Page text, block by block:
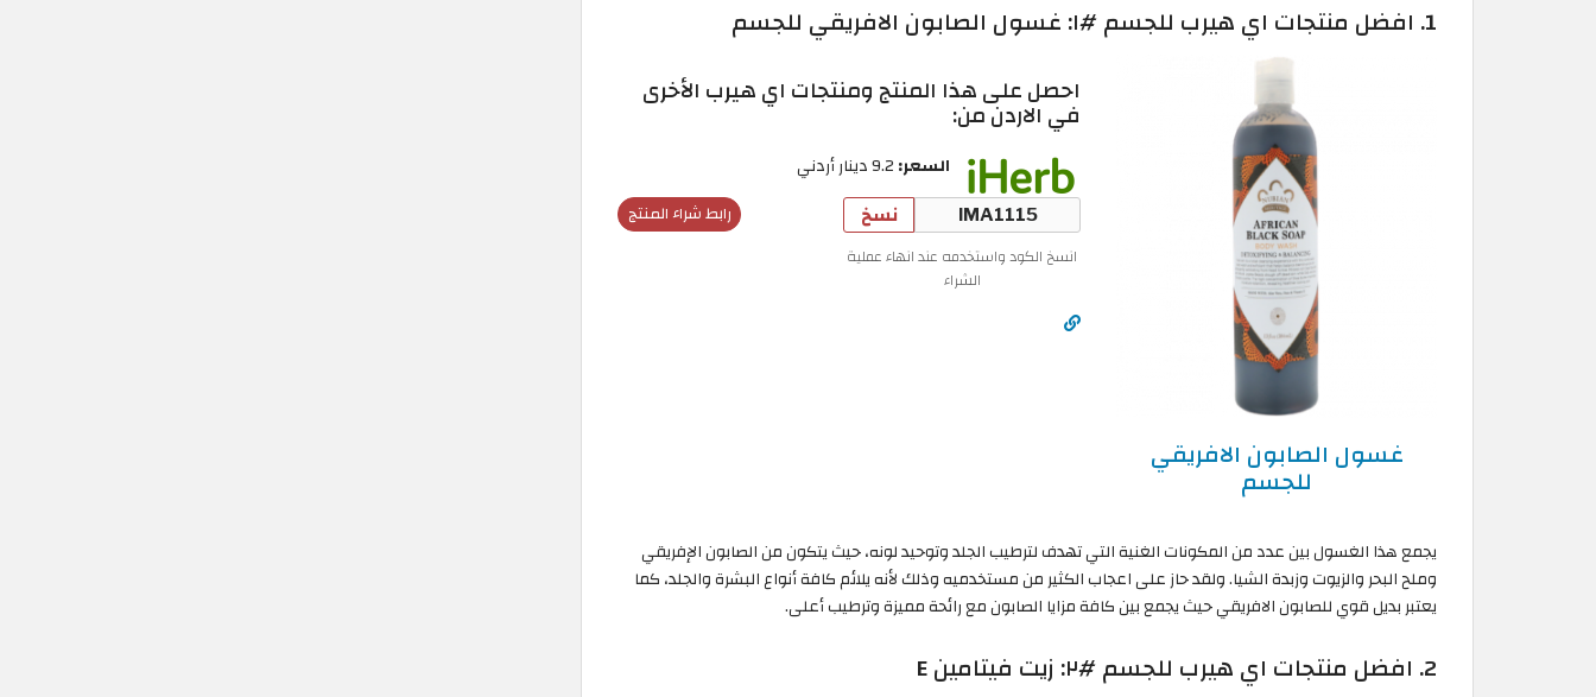
1. افضل منتجات اي هيرب للجسم #١: غسول الصابون الافريقي للجسم
غسول الصابون الافريقي
للجسم
احصل على هذا المنتج ومنتجات اي هيرب الأخرى
في الاردن من:
السعر: 9.2 دينار أردني
رابط شراء المنتج نسخ
انسخ الكود واستخدمه عند انهاء عملية
الشراء
يجمع هذا الغسول بين عدد من المكونات الغنية التي تهدف لترطيب الجلد وتوحيد لونه، حيث يتكون من الصابون الإفريقي
وملح البحر والزيوت وزبدة الشيا. ولقد حاز على اعجاب الكثير من مستخدميه وذلك لأنه يلائم كافة أنواع البشرة والجلد، كما
يعتبر بديل قوي للصابون الافريقي حيث يجمع بين كافة مزايا الصابون مع رائحة مميزة وترطيب أعلى.
2. افضل منتجات اي هيرب للجسم #٢: زيت فيتامين E